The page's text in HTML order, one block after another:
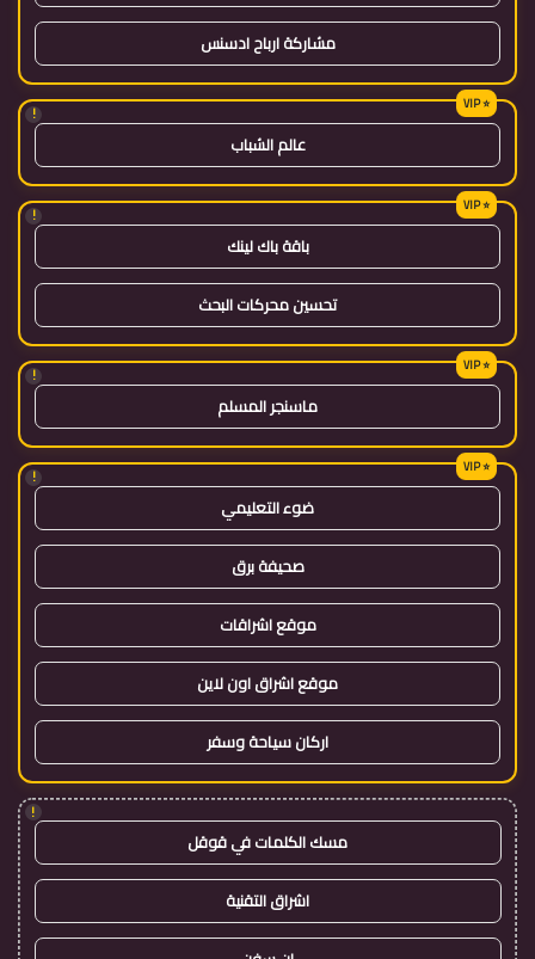
مشاركة ارباح ادسنس
!
عالم الشباب
!
باقة باك لينك
تحسين محركات البحث
!
ماسنجر المسلم
!
ضوء التعليمي
صحيفة برق
موقع اشراقات
موقع اشراق اون لاين
اركان سياحة وسفر
!
مسك الكلمات في قوقل
اشراق التقنية